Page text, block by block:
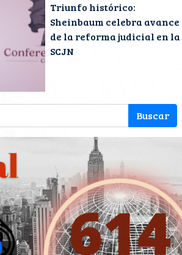
Triunfo histórico:
Sheinbaum celebra avance
de la reforma judicial en la
SCJN